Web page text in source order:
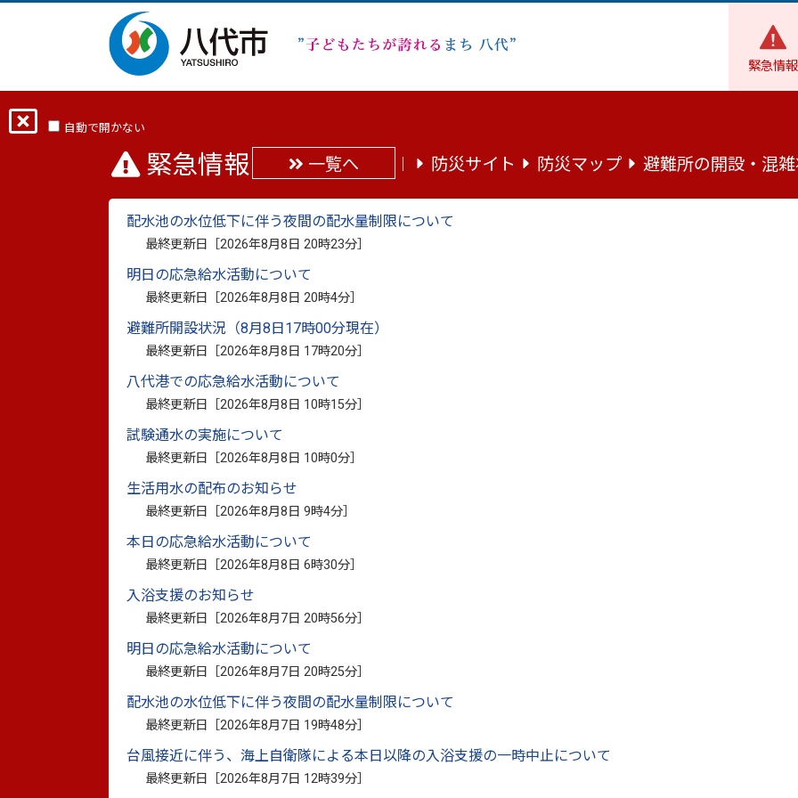
緊急情報
自動で開かない
緊急情報 一覧へ 防災サイト 防災マップ 避難所の開設・混
配水池の水位低下に伴う夜間の配水量制限について
最終更新日［2026年8月8日 20時23分
明日の応急給水活動について
最終更新日［2026年8月8日 20時4分
避難所開設状況（8月8日17時00分現在）
最終更新日［2026年8月8日 17時20分
八代港での応急給水活動について
最終更新日［2026年8月8日 10時15分
試験通水の実施について
最終更新日［2026年8月8日 10時0分
生活用水の配布のお知らせ
最終更新日［2026年8月8日 9時4分
本日の応急給水活動について
最終更新日［2026年8月8日 6時30分
入浴支援のお知らせ
最終更新日［2026年8月7日 20時56分
明日の応急給水活動について
最終更新日［2026年8月7日 20時25分
配水池の水位低下に伴う夜間の配水量制限について
最終更新日［2026年8月7日 19時48分
台風接近に伴う、海上自衛隊による本日以降の入浴支援の一時中止について
最終更新日［2026年8月7日 12時39分
ご当地グルメ「ちくワンドッグ」認定商品第1号誕生
最終更新日：2025年12月18日 印刷
新たな八代名物グルメに
ご当地グルメ「ちくワンドッグ」の第1号となる認定商品の誕生を記念して、パンの学校（ベーカリー
への認定証の授与が、10月31日に行われました。
これは、ご当地グルメ「ちくワンドッグ」の商品開発や販売、プロモーションなどを通じ、多くの人に
を訪れてもらい、地域の活性化を図るために、「ちくワンドッグ」実行委員会が主催したものです。「ち
ドッグ」実行委員会では、新たな八代名物として、市公認キャラクター「ちくワン」と日奈久名物のちく
ットドッグを掛け合わせたご当地グルメ「ちくワンドッグ」の商品開発に取り組んでいます。
今回の認定商品は「パンの学校のちくワンドッグ」と名付けられ、日奈久名産のちくわに日奈久みそを
特製フィリングとちくわと相性の良いツナを使って、お店自慢の塩パンで挟んだホットドッグです。
認定証はちくワンから授与され、パンの学校（ベーカリーDore）の店長の川上
おいしいので、ぜひ皆さんに食べていただけると嬉しいです」と話しました。